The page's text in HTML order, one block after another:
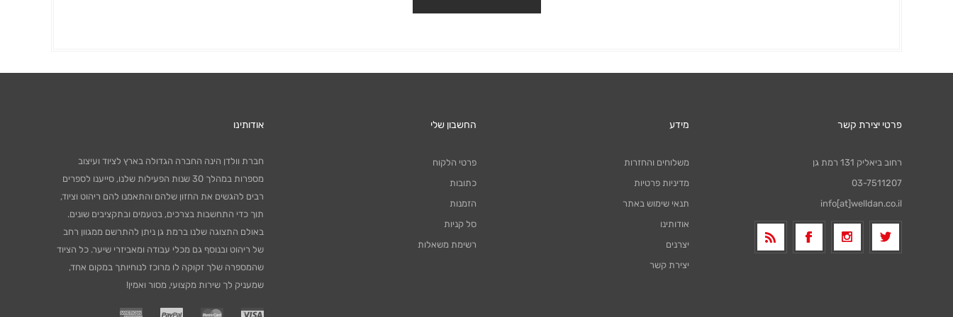
פרטי יצירת קשר
רחוב ביאליק 131 רמת גן
03-7511207
info[at]welldan.co.il
מידע
משלוחים והחזרות
מדיניות פרטיות
תנאי שימוש באתר
אודותינו
יצרנים
יצירת קשר
החשבון שלי
פרטי הלקוח
כתובות
הזמנות
סל קניות
רשימת משאלות
אודותינו
חברת וולדן הינה החברה הגדולה בארץ לציוד ועיצוב
מספרות במהלך 30 שנות הפעילות שלנו, סייענו לספרים
רבים להגשים את החזון שלהם והתאמנו להם ריהוט וציוד,
תוך כדי התחשבות בצרכים, בטעמים ובתקציבים שונים.
באולם התצוגה שלנו ברמת גן ניתן להתרשם ממגוון רחב
של ריהוט ובנוסף גם מכלי עבודה ומאביזרי שיער. כל הציוד
שהמספרה שלך זקוקה לו מרוכז לנוחיותך במקום אחד,
שמעניק לך שירות מקצועי, מסור ואמין!